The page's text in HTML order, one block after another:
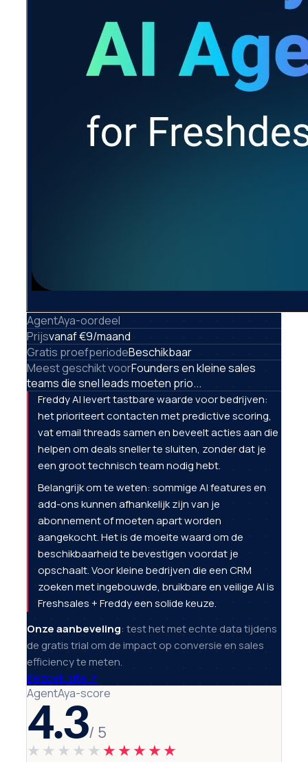
AgentAya-oordeel
Prijsvanaf €9/maand
Gratis proefperiodeBeschikbaar
Meest geschikt voorFounders en kleine sales
teams die snel leads moeten prio...
Freddy AI levert tastbare waarde voor bedrijven:
het prioriteert contacten met predictive scoring,
vat email threads samen en beveelt acties aan die
helpen om deals sneller te sluiten, zonder dat je
een groot technisch team nodig hebt.
Belangrijk om te weten: sommige AI features en
add-ons kunnen afhankelijk zijn van je
abonnement of moeten apart worden
aangekocht. Het is de moeite waard om de
beschikbaarheid te bevestigen voordat je
opschaalt. Voor kleine bedrijven die een CRM
zoeken met ingebouwde, bruikbare en veilige AI is
Freshsales + Freddy een solide keuze.
Onze aanbeveling: test het met echte data tijdens
de gratis trial om de impact op conversie en sales
efficiency te meten.
Bezoek site ↗
AgentAya-score
4.3/ 5
★★★★★ ★★★★★